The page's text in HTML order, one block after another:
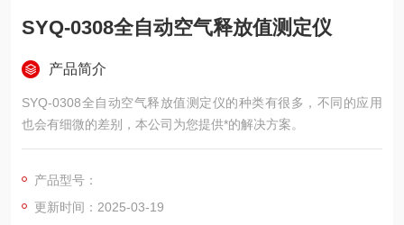
SYQ-0308全自动空气释放值测定仪
产品简介
SYQ-0308全自动空气释放值测定仪的种类有很多，不同的应用
也会有细微的差别，本公司为您提供*的解决方案。
产品型号：
更新时间：2025-03-19